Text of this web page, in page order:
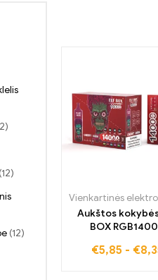
Aukštos kokybės
BOX
cigaretė su
€5,85 - €
(12)
(12)